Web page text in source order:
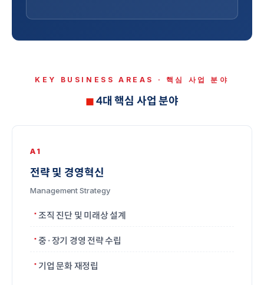
KEY BUSINESS AREAS · 핵심 사업 분야
4대 핵심 사업 분야
A1
전략 및 경영혁신
Management Strategy
조직 진단 및 미래상 설계
중·장기 경영 전략 수립
기업 문화 재정립